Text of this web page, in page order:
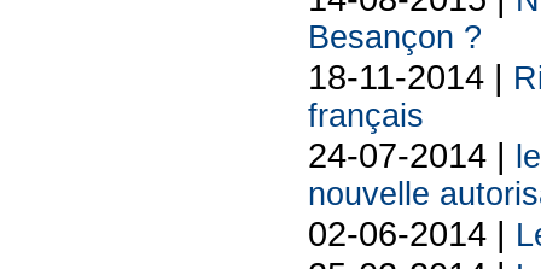
Besançon ?
18-11-2014 |
français
24-07-2014 |
nouvelle
02-06-2014 |